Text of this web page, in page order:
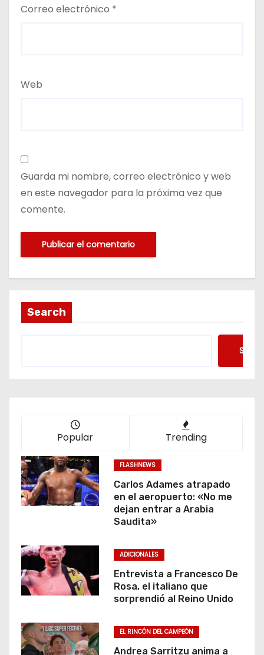
Correo electrónico *
Web
Guarda mi nombre, correo electrónico y web
en este navegador para la próxima vez que
comente.
Search
Popular Trending
FLASHNEWS
Carlos Adames atrapado
en el aeropuerto: «No me
dejan entrar a Arabia
Saudita»
ADICIONALES
Entrevista a Francesco De
Rosa, el italiano que
sorprendió al Reino Unido
EL RINCÓN DEL CAMPEÓN
Andrea Sarritzu anima a